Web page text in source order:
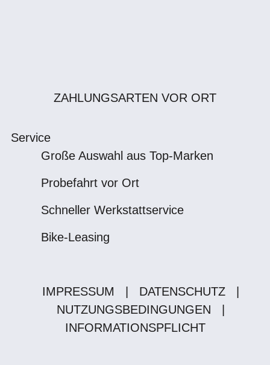
ZAHLUNGSARTEN VOR ORT
Service
Große Auswahl aus Top-Marken
Probefahrt vor Ort
Schneller Werkstattservice
Bike-Leasing
IMPRESSUM DATENSCHUTZ
NUTZUNGSBEDINGUNGEN
INFORMATIONSPFLICHT